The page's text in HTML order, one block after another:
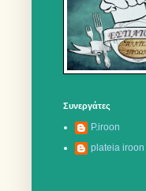
Συνεργάτες
P.iroon
plateia iroon